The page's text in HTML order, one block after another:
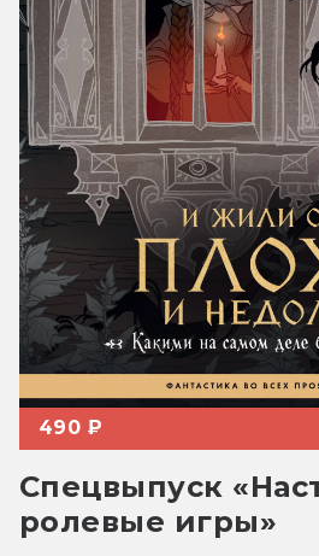
490 ₽
Спецвыпуск
ролевые игры»